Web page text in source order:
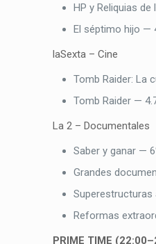
HP y Reliquias de
El séptimo hijo —
laSexta – Cine
Tomb Raider: La
Tomb Raider —
La 2 – Documentales
Saber y ganar —
Grandes
Superestructuras
Reformas
PRIME TIME